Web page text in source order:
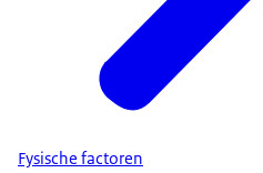
Fysische factoren